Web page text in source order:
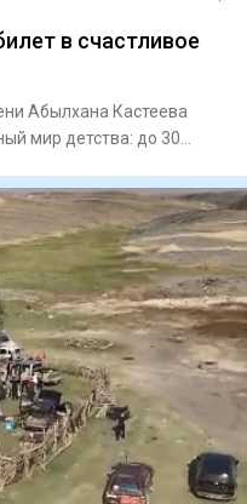
в счастливое
Абылхана Кастеева
мир детства: до 30